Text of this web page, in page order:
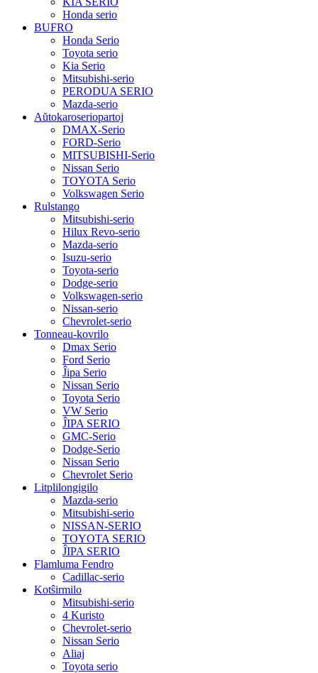
Honda serio
BUFRO
Honda Serio
Toyota serio
Kia Serio
Mitsubishi-serio
PERODUA SERIO
Mazda-serio
Aŭtokaroseriopartoj
DMAX-Serio
FORD-Serio
MITSUBISHI-Serio
Nissan Serio
TOYOTA Serio
Volkswagen Serio
Rulstango
Mitsubishi-serio
Hilux Revo-serio
Mazda-serio
Isuzu-serio
Toyota-serio
Dodge-serio
Volkswagen-serio
Nissan-serio
Chevrolet-serio
Tonneau-kovrilo
Dmax Serio
Ford Serio
Ĵipa Serio
Nissan Serio
Toyota Serio
VW Serio
ĴIPA SERIO
GMC-Serio
Dodge-Serio
Nissan Serio
Chevrolet Serio
Litplilongigilo
Mazda-serio
Mitsubishi-serio
NISSAN-SERIO
TOYOTA SERIO
ĴIPA SERIO
Flamluma Fendro
Cadillac-serio
Kotŝirmilo
Mitsubishi-serio
4 Kuristo
Chevrolet-serio
Nissan Serio
Aliaj
Toyota serio